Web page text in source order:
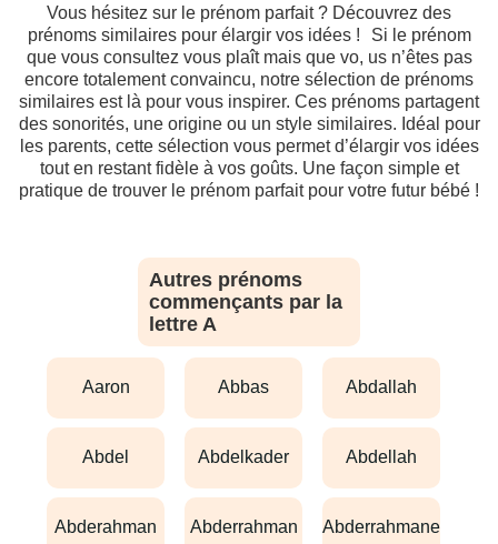
Vous hésitez sur le prénom parfait ? Découvrez des
prénoms similaires pour élargir vos idées ! Si le prénom
que vous consultez vous plaît mais que vo, us n’êtes pas
encore totalement convaincu, notre sélection de prénoms
similaires est là pour vous inspirer. Ces prénoms partagent
des sonorités, une origine ou un style similaires. Idéal pour
les parents, cette sélection vous permet d’élargir vos idées
tout en restant fidèle à vos goûts. Une façon simple et
pratique de trouver le prénom parfait pour votre futur bébé !
Autres prénoms
commençants par la
lettre A
aaron abbas abdallah
abdel abdelkader abdellah
abderahman abderrahman abderrahmane